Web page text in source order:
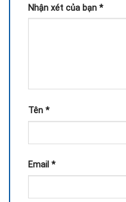
Nhận xét của bạn *
Tên *
Email *